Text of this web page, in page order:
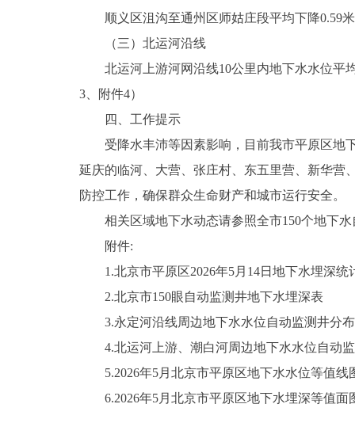
顺义区沮沟至通州区师姑庄段平均下降0.59米
（三）北运河沿线
北运河上游河网沿线10公里内地下水水位平均
3、附件4）
四、工作提示
受降水丰沛等因素影响，目前我市平原区地下
延庆的临河、大营、张庄村、东五里营、新华营
防控工作，确保群众生命财产和城市运行安全。
相关区域地下水动态请参照全市150个地下水
附件:
1.北京市平原区2026年5月14日地下水埋深统
2.北京市150眼自动监测井地下水埋深表
3.永定河沿线周边地下水水位自动监测井分
4.北运河上游、潮白河周边地下水水位自动
5.2026年5月北京市平原区地下水水位等值线
6.2026年5月北京市平原区地下水埋深等值面